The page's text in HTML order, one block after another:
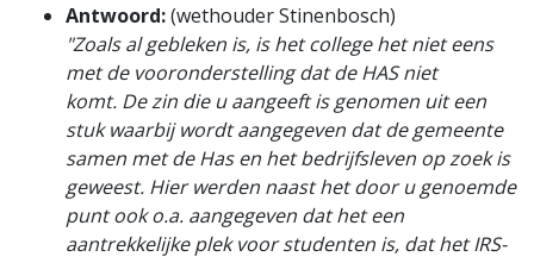
Antwoord:(wethouder Stinenbosch)
"Zoals al gebleken is, is het college het niet eens
met de vooronderstelling dat de HAS niet
komt. De zin die u aangeeft is genomen uit een
stuk waarbij wordt aangegeven dat de gemeente
samen met de Has en het bedrijfsleven op zoek is
geweest. Hier werden naast het door u genoemde
punt ook o.a. aangegeven dat het een
aantrekkelijke plek voor studenten is, dat het IRS-